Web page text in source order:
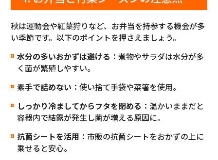
秋は運動会や紅葉狩りなど、お弁当を持参する機会が多
い季節です。以下のポイントを押さえましょう。
水分の多いおかずは避ける ：煮物やサラダは水分が多
く菌が繁殖しやすい。
素手で詰めない ：使い捨て手袋や菜箸を使用。
しっかり冷ましてからフタを閉める ：温かいままだと
容器内で結露が発生し菌が増える原因に。
抗菌シートを活用 ：市販の抗菌シートをおかずの上に
乗せると安心。